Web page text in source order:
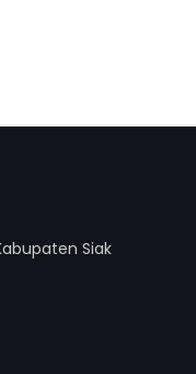
Siak